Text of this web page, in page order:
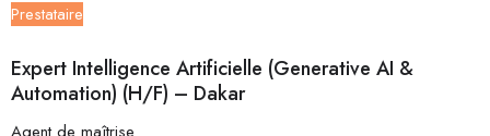
Prestataire
Expert Intelligence Artificielle (Generative AI &
Automation) (H/F) – Dakar